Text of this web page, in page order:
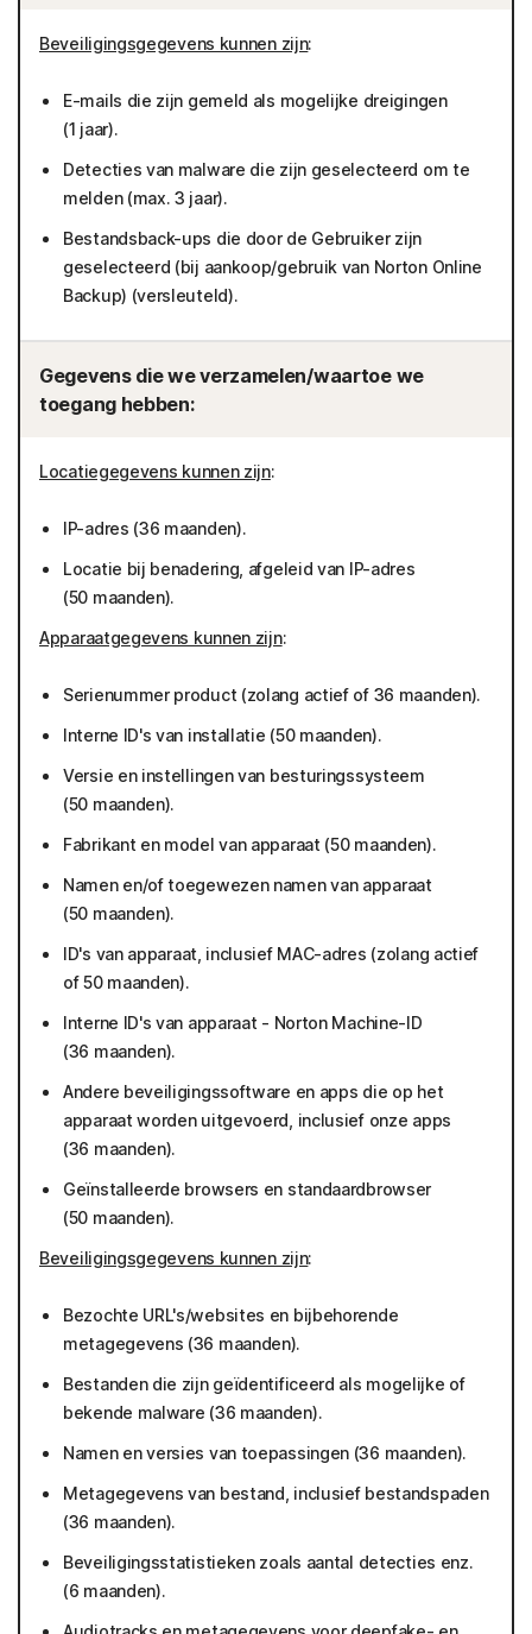
Beveiligingsgegevens kunnen zijn:
E-mails die zijn gemeld als mogelijke dreigingen
(1 jaar).
Detecties van malware die zijn geselecteerd om te
melden (max. 3 jaar).
Bestandsback-ups die door de Gebruiker zijn
geselecteerd (bij aankoop/gebruik van Norton Online
Backup) (versleuteld).
Gegevens die we verzamelen/waartoe we
toegang hebben:
Locatiegegevens kunnen zijn:
IP-adres (36 maanden).
Locatie bij benadering, afgeleid van IP-adres
(50 maanden).
Apparaatgegevens kunnen zijn:
Serienummer product (zolang actief of 36 maanden).
Interne ID's van installatie (50 maanden).
Versie en instellingen van besturingssysteem
(50 maanden).
Fabrikant en model van apparaat (50 maanden).
Namen en/of toegewezen namen van apparaat
(50 maanden).
ID's van apparaat, inclusief MAC-adres (zolang actief
of 50 maanden).
Interne ID's van apparaat - Norton Machine-ID
(36 maanden).
Andere beveiligingssoftware en apps die op het
apparaat worden uitgevoerd, inclusief onze apps
(36 maanden).
Geïnstalleerde browsers en standaardbrowser
(50 maanden).
Beveiligingsgegevens kunnen zijn:
Bezochte URL's/websites en bijbehorende
metagegevens (36 maanden).
Bestanden die zijn geïdentificeerd als mogelijke of
bekende malware (36 maanden).
Namen en versies van toepassingen (36 maanden).
Metagegevens van bestand, inclusief bestandspaden
(36 maanden).
Beveiligingsstatistieken zoals aantal detecties enz.
(6 maanden).